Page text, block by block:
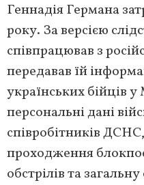
Геннадія Германа
року. За версією
співпрацював з
передавав їй
українських бійців
персональні дані
співробітників
проходження
обстрілів та